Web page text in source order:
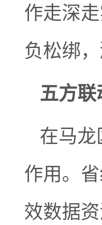
作走深
负松绑
五方联
在马龙
作用。
效数据